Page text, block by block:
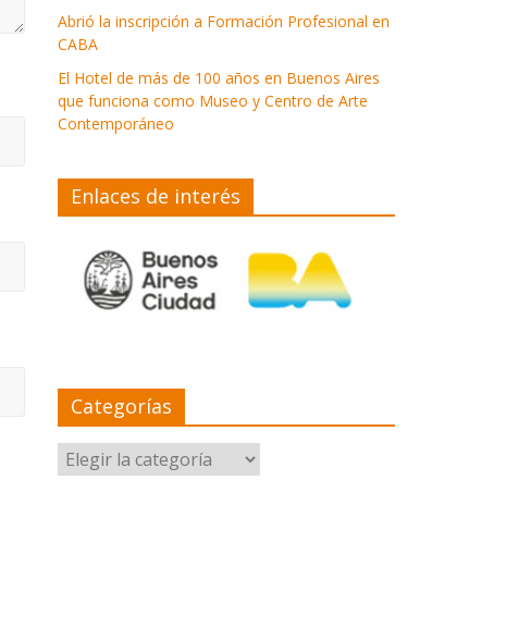
Abrió la inscripción a Formación Profesional en
CABA
El Hotel de más de 100 años en Buenos Aires
que funciona como Museo y Centro de Arte
Contemporáneo
Enlaces de interés
Categorías
Categorías